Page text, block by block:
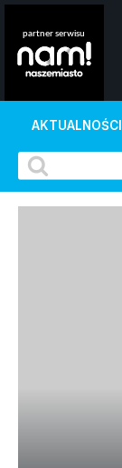
AKTUALNOŚCI